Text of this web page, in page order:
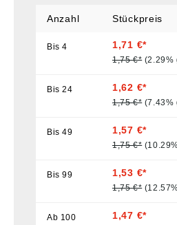
Anzahl Stückpreis
Bis4 1,71 €*
1,75 €* (2.29%
Bis24 1,62 €*
1,75 €* (7.43%
Bis49 1,57 €*
1,75 €*
Bis99 1,53 €*
1,75 €*
Ab 100 1,47 €*